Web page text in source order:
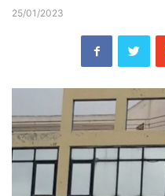
25/01/2023